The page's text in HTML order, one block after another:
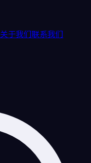
关于我们联系我们